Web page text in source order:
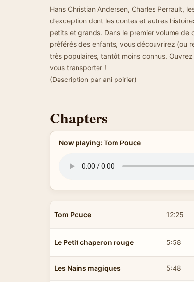
Hans Christian Andersen, Charles Perrault,
d’exception dont les contes et autres
petits et grands. Dans le premier volume de
préférés des enfants, vous découvrirez (ou
très populaires, tantôt moins connus.
vous transporter !
(Description par ani poirier)
Chapters
Now playing: Tom Pouce
Tom Pouce 12:25
Le Petit chaperon rouge 5:58
Les Nains magiques 5:48